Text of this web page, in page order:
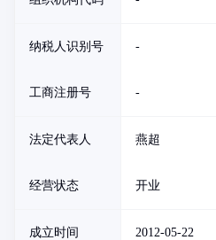
纳税人识别号 -
工商注册号 -
法定代表人 燕超
经营状态 开业
成立时间 2012-05-22